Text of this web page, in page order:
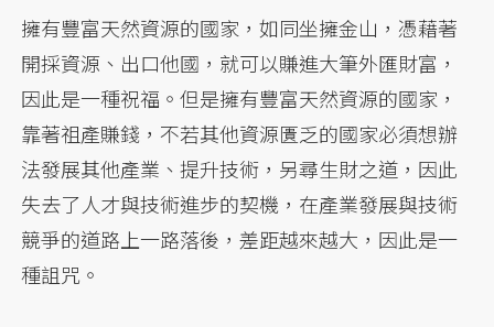
擁有豐富天然資源的國家，如同坐擁金山，憑藉著
開採資源、出口他國，就可以賺進大筆外匯財富，
因此是一種祝福。但是擁有豐富天然資源的國家，
靠著祖產賺錢，不若其他資源匱乏的國家必須想辦
法發展其他產業、提升技術，另尋生財之道，因此
失去了人才與技術進步的契機，在產業發展與技術
競爭的道路上一路落後，差距越來越大，因此是一
種詛咒。